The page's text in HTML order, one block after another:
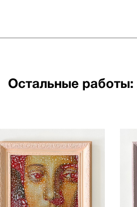
факту прихода товара на
компаниями: ПЭК,
переулок д.23 стр.1
лифта. Подъем мебели 100
Утилизация упаковки
необходимо сообщить
доставки: +7 (495) 660-36-
Остальные работы: